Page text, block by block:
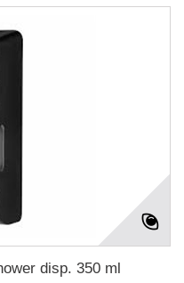
disp. 350 ml